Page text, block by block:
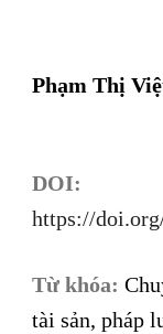
Phạm Thị
DOI:
https://
Từ khóa:
tài sản, pháp